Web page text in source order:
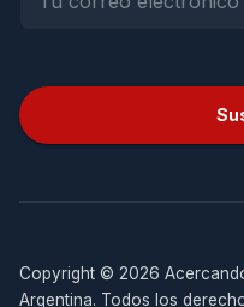
Copyright © 2026
Argentina. Todos los